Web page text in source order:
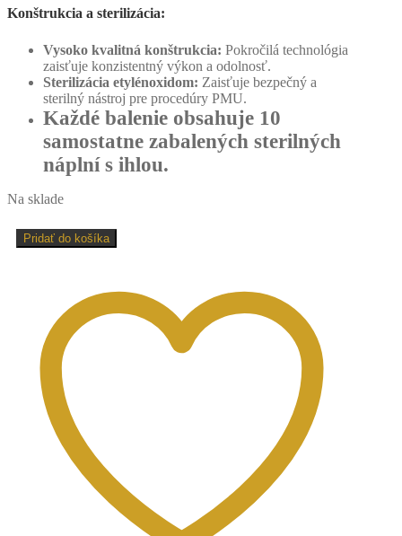
Konštrukcia a sterilizácia:
Vysoko kvalitná konštrukcia: Pokročilá technológia
zaisťuje konzistentný výkon a odolnosť.
Sterilizácia etylénoxidom: Zaisťuje bezpečný a
sterilný nástroj pre procedúry PMU.
Každé balenie obsahuje 10
samostatne zabalených sterilných
náplní s ihlou.
Na sklade
množstvo
Phi
Pridať do košíka